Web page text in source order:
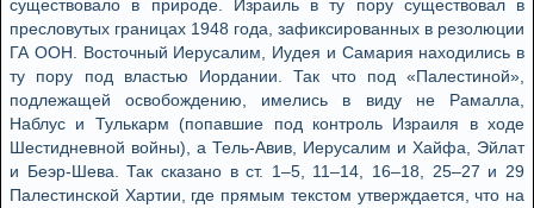
существовало в природе. Израиль в ту пору существовал в
пресловутых границах 1948 года, зафиксированных в резолюции
ГА ООН. Восточный Иерусалим, Иудея и Самария находились в
ту пору под властью Иордании. Так что под «Палестиной»,
подлежащей освобождению, имелись в виду не Рамалла,
Наблус и Тулькарм (попавшие под контроль Израиля в ходе
Шестидневной войны), а Тель-Авив, Иерусалим и Хайфа, Эйлат
и Беэр-Шева. Так сказано в ст. 1–5, 11–14, 16–18, 25–27 и 29
Палестинской Хартии, где прямым текстом утверждается, что на